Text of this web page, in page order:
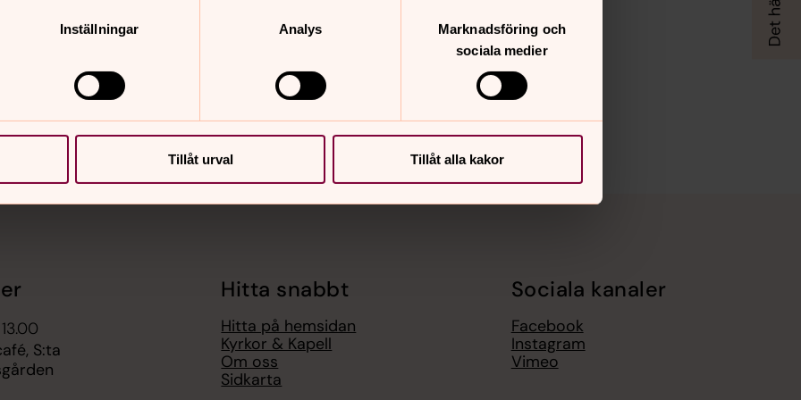
Inställningar Analys
Marknadsföring och
sociala medier
Tillåt urval Tillåt alla kakor
S:ta
Hitta snabbt
Hitta på hemsidan
Kyrkor & Kapell
Om oss
Sidkarta
Sociala kanaler
Facebook
Instagram
Vimeo